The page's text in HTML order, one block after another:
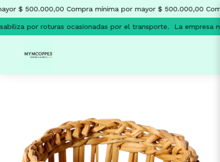
$ 500.000,00 Compra mínima por mayor $ 500.000,00
por roturas ocasionadas por el transporte. La empresa